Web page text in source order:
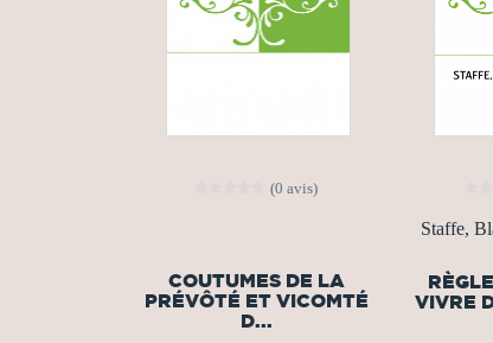
(0 avis)
COUTUMES DE LA
PRÉVÔTÉ ET VICOMTÉ
D...
Staffe,
VIVRE